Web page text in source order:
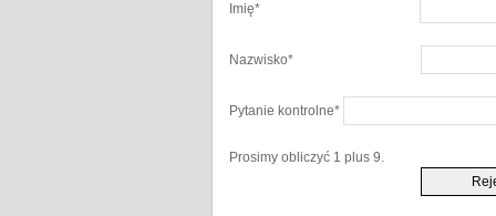
Imię*
Nazwisko*
Pytanie kontrolne*
Prosimy obliczyć 1 plus 9.